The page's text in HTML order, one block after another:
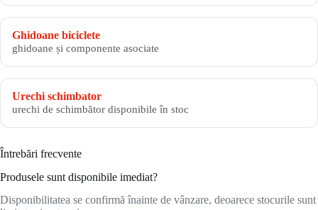
Ghidoane biciclete
ghidoane și componente asociate
Urechi schimbator
urechi de schimbător disponibile în stoc
Întrebări frecvente
Produsele sunt disponibile imediat?
Disponibilitatea se confirmă înainte de vânzare, deoarece stocurile sunt